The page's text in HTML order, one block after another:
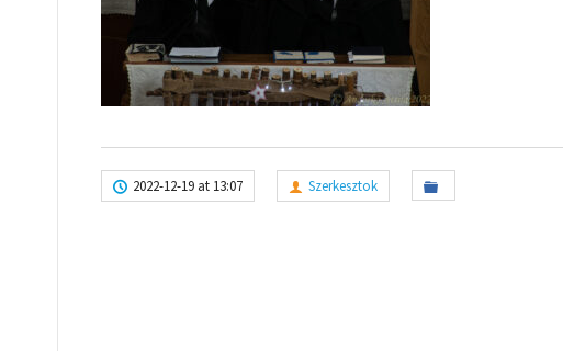
2022-12-19 at 13:07 Szerkesztok